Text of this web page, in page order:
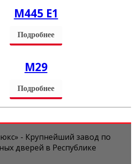
M445 Е1
Подробнее
M29
Подробнее
- Крупнейший завод по
дверей в Республике